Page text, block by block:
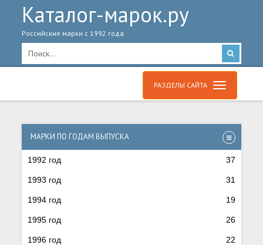
Каталог-марок.ру
Российские марки с 1992 года
РАЗДЕЛЫ САЙТА
МАРКИ ПО ГОДАМ ВЫПУСКА
1992 год 37
1993 год 31
1994 год 19
1995 год 26
1996 год 22